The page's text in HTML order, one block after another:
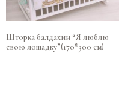
Шторка балдахин “Я люблю
свою лошадку”(170*300 см)